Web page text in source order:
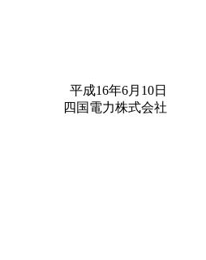
平成16年6月10日
四国電力株式会社